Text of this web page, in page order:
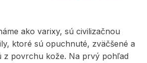
ako varixy, sú civilizačnou
ktoré sú opuchnuté, zväčšené a
z povrchu kože. Na prvý pohľad